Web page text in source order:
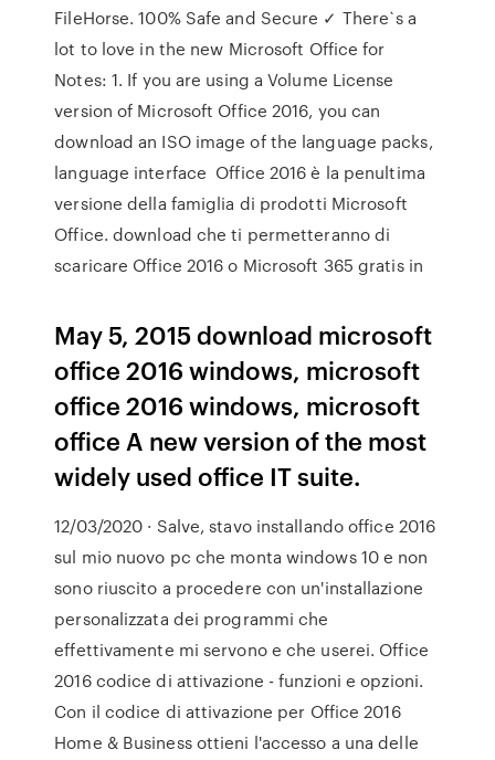
FileHorse. 100% Safe and Secure ✓ There`s a
lot to love in the new Microsoft Office for
Notes: 1. If you are using a Volume License
version of Microsoft Office 2016, you can
download an ISO image of the language packs,
language interface Office 2016 è la penultima
versione della famiglia di prodotti Microsoft
Office. download che ti permetteranno di
scaricare Office 2016 o Microsoft 365 gratis in
May 5, 2015 download microsoft
office 2016 windows, microsoft
office 2016 windows, microsoft
office A new version of the most
widely used office IT suite.
12/03/2020 · Salve, stavo installando office 2016
sul mio nuovo pc che monta windows 10 e non
sono riuscito a procedere con un'installazione
personalizzata dei programmi che
effettivamente mi servono e che userei. Office
2016 codice di attivazione - funzioni e opzioni.
Con il codice di attivazione per Office 2016
Home & Business ottieni l'accesso a una delle